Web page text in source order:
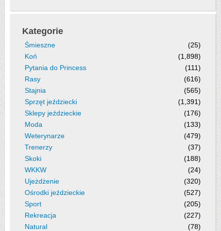
Kategorie
Śmieszne
(25)
Koń
(1,898)
Pytania do Princess
(111)
Rasy
(616)
Stajnia
(565)
Sprzęt jeździecki
(1,391)
Sklepy jeździeckie
(176)
Moda
(133)
Weterynarze
(479)
Trenerzy
(37)
Skoki
(188)
WKKW
(24)
Ujeżdżenie
(320)
Ośrodki jeździeckie
(527)
Sport
(205)
Rekreacja
(227)
Natural
(78)